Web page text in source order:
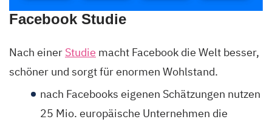
Facebook Studie
Nach einer Studie macht Facebook die Welt besser,
schöner und sorgt für enormen Wohlstand.
nach Facebooks eigenen Schätzungen nutzen
25 Mio. europäische Unternehmen die